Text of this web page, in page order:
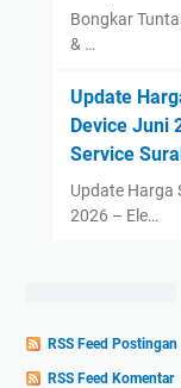
Bongkar
& …
Update
Device Juni
Service
Update Harga
2026 – Ele…
RSS Feed Postingan
RSS Feed Komentar